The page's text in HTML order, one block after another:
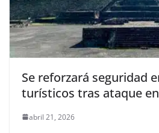
Se reforzará seguridad
turísticos tras ataque
abril 21, 2026